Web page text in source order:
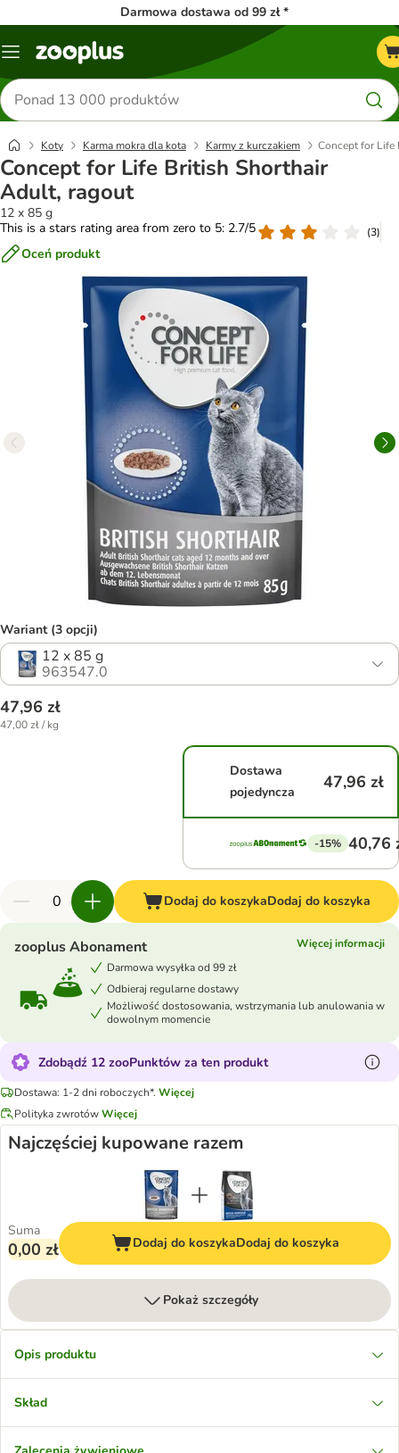
Darmowa dostawa od 99 zł *
Menu
Szukaj
produktów
Koty Karma mokra dla kota Karmy z kurczakiem Concept for
Concept for Life British Shorthair
Adult, ragout
12 x 85 g
This is a stars rating area from zero to 5: 2.7/5
(3)
Oceń produkt
Wariant (3 opcji)
12 x 85 g
963547.0
47,96 zł
47,00 zł / kg
Dostawa
pojedyncza
47,96 zł
-15% 40,76
Dodaj do koszykaDodaj do koszyka
zooplus Abonament
Więcej informacji
Darmowa wysyłka od 99 zł
Odbieraj regularne dostawy
Możliwość dostosowania, wstrzymania lub anulowania w
dowolnym momencie
Zdobądź 12 zooPunktów za ten produkt
Dostawa: 1-2 dni roboczych*. Więcej
Polityka zwrotówWięcej
Najczęściej kupowane razem
Suma
0,00 zł Dodaj do koszykaDodaj do koszyka
Pokaż szczegóły
Opis produktu
Skład